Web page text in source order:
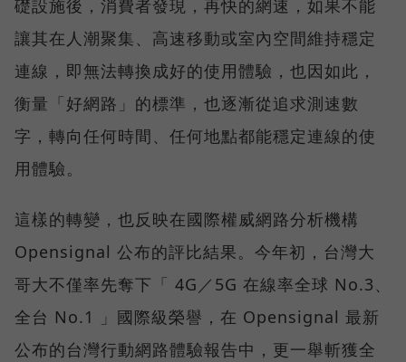
礎設施後，消費者發現，再快的網速，如果不能
讓其在人潮聚集、高速移動或室內空間維持穩定
連線，即無法轉換成好的使用體驗，也因如此，
衡量「好網路」的標準，也逐漸從追求測速數
字，轉向任何時間、任何地點都能穩定連線的使
用體驗。
這樣的轉變，也反映在國際權威網路分析機構
Opensignal 公布的評比結果。今年初，台灣大
哥大不僅率先奪下「 4G／5G 在線率全球 No.3、
全台 No.1 」國際級榮譽，在 Opensignal 最新
公布的台灣行動網路體驗報告中，更一舉斬獲全